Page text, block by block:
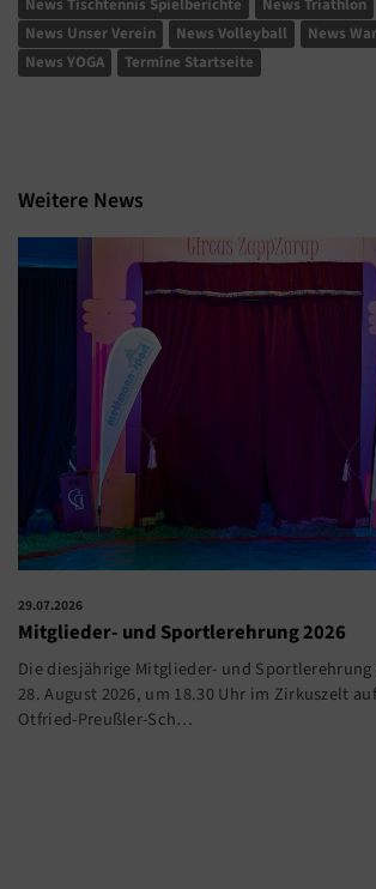
News Tischtennis Spielberichte
News Triathlon
News Unser Verein
News Volleyball
News
News YOGA
Termine Startseite
Weitere News
29.07.2026
Mitglieder- und Sportlerehrung 2026
Die diesjährige Mitglieder- und
28. August 2026, um 18.30 Uhr im Zirkuszelt
Otfried-Preußler-Sch…